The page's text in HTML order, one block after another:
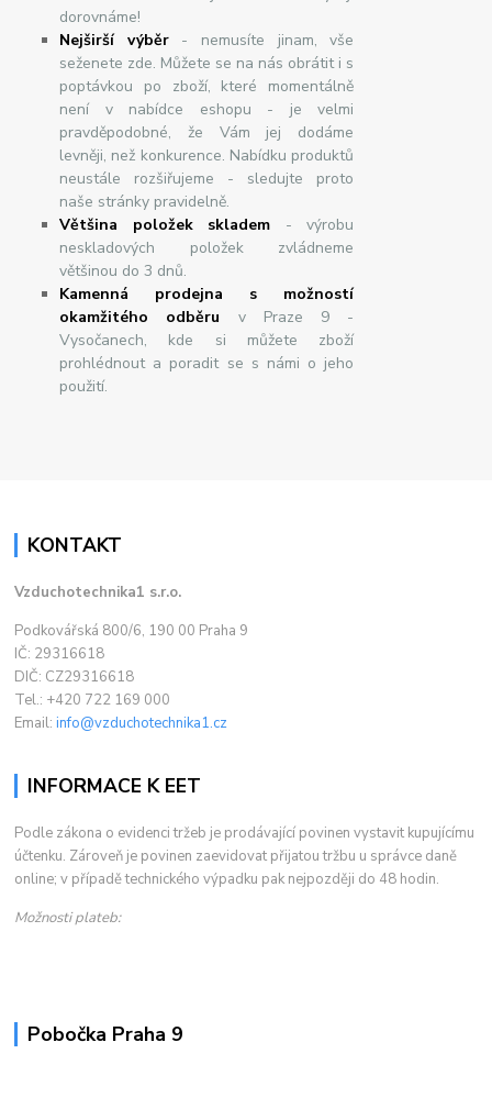
dorovnáme!
Nejširšívýběr- nemusíte jinam, vše
seženete zde. Můžete se na nás obrátit i s
poptávkou po zboží, které momentálně
není v nabídce eshopu - je velmi
pravděpodobné, že Vám jej dodáme
levněji, než konkurence. Nabídku produktů
neustále rozšiřujeme - sledujte proto
naše stránky pravidelně.
Většina položek skladem - výrobu
neskladových položek zvládneme
většinou do 3 dnů.
Kamenná prodejna s možností
okamžitého odběru v Praze 9 -
Vysočanech, kde si můžete zboží
prohlédnout a poradit se s námi o jeho
použití.
KONTAKT
Vzduchotechnika1 s.r.o.
Podkovářská 800/6, 190 00 Praha 9
IČ: 29316618
DIČ: CZ29316618
Tel.: +420 722 169 000
Email:info@vzduchotechnika1.cz
INFORMACE K EET
Podle zákona o evidenci tržeb je prodávající povinen vystavit kupujícímu
účtenku. Zároveň je povinen zaevidovat přijatou tržbu u správce daně
online; v případě technického výpadku pak nejpozději do 48 hodin.
Možnosti plateb:
Pobočka Praha 9